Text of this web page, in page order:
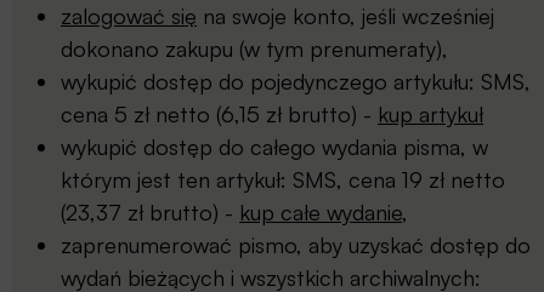
zalogować się na swoje konto, jeśli wcześniej
dokonano zakupu (w tym prenumeraty),
wykupić dostęp do pojedynczego artykułu: SMS,
cena 5 zł netto (6,15 zł brutto) - kup artykuł
wykupić dostęp do całego wydania pisma, w
którym jest ten artykuł: SMS, cena 19 zł netto
(23,37 zł brutto) - kup całe wydanie,
zaprenumerować pismo, aby uzyskać dostęp do
wydań bieżących i wszystkich archiwalnych: